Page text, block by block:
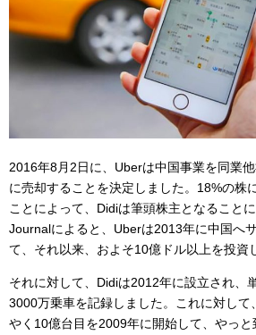
2016年8月2日に、Uberは中国事業を同業
に売却することを決定しました。18%の株
ことによって、Didiは筆頭株主となること
Journalによると、Uberは2013年に中国へ
て、それ以来、およそ10億ドル以上を投資
それに対して、Didiは2012年に設立され、
3000万乗車を記録しました。これに対して
やく10億台目を2009年に開始して、やっと